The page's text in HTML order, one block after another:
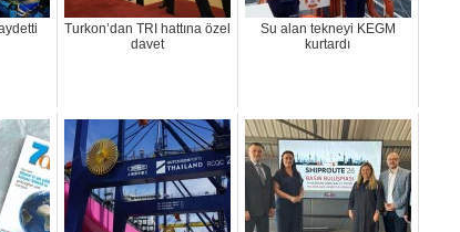
Turkon’dan TRI hattına özel
davet
Su alan tekneyi KEGM
kurtardı